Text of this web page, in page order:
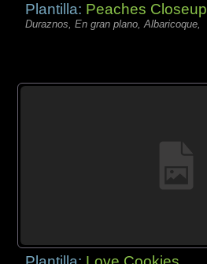
Plantilla: Peaches Closeup
Duraznos, En gran plano, Albaricoque,